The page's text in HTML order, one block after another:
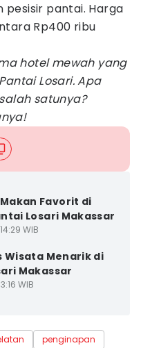
pesisir pantai. Harga
Rp400 ribu
hotel mewah yang
Losari. Apa
satunya?
Favorit di
Losari Makassar
WIB
Wisata Menarik di
Makassar
WIB
penginapan